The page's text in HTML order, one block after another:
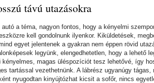
távú utazásokra
a téma, nagyon fontos, hogy a kényelmi
kell gondolnunk ilyenkor. Kiküldetések,
egyet jelentenek a gyakran nem éppen rövid
legyünk, elengedhetetlen, hogy a lehető
kényelmes, magas üléspozíciót tesz lehetővé, így
tartással vezethetnünk. A lábrész ugyanúgy
nyugodtan kinyújtózhat kicsit a sofőr, nincs